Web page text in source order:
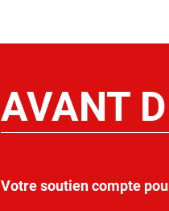
AVANT
Votre soutien compte